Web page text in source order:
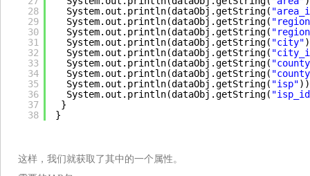
28
29
30
31
32
33
34
35
36
37
38
System.out.println(dataObj.getString(
System.out.println(dataObj.getString(
System.out.println(dataObj.getString(
System.out.println(dataObj.getString( "city"
System.out.println(dataObj.getString(
System.out.println(dataObj.getString(
System.out.println(dataObj.getString(
System.out.println(dataObj.getString( "isp"
System.out.println(dataObj.getString(
}
}
这样，我们就获取了其中的一个属性。